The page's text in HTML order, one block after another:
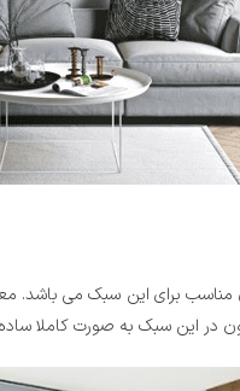
برای این سبک می باشد.
در این سبک به صورت کاملا